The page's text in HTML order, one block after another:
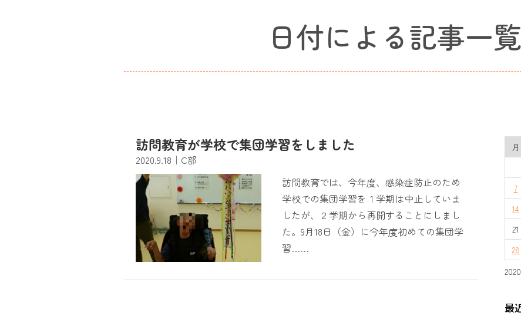
日付による記事一覧
訪問教育が学校で集団学習をしました
2020.9.18 ｜C部
訪問教育では、今年度、感染症防止のため
学校での集団学習を１学期は中止していま
したが、２学期から再開することにしまし
た。9月18日（金）に今年度初めての集団学
習……
月
7
14
21
28
最